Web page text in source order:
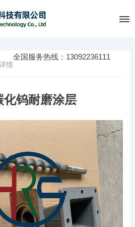
全国服务热线：13092236111
情
化钨耐磨涂层